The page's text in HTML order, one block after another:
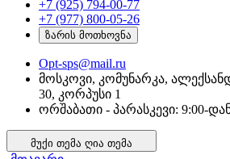
+7 (925) 794-00-77
+7 (977) 800-05-26
ზარის მოთხოვნა
Opt-sps@mail.ru
მოსკოვი, კომუნარკა,
30, კორპუსი 1
ორშაბათი - პარასკევი: 9:00-
მუქი თემა ღია თემა